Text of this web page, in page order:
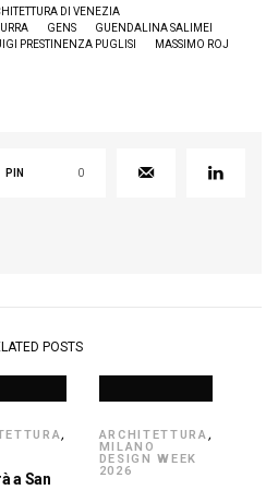
DI VENEZIA
GENS
GUENDALINA SALIMEI
PRESTINENZA PUGLISI
MASSIMO ROJ
PIN 0
POSTS
,
a San
ARCHITETTURA,
MILANO
DESIGN WEEK
2026